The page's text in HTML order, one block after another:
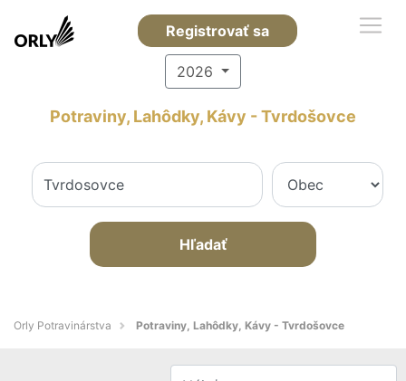
Registrovať sa
2026
Potraviny, Lahôdky, Kávy - Tvrdošovce
Hľadať
Orly Potravinárstva Potraviny, Lahôdky, Kávy - Tvrdošovce